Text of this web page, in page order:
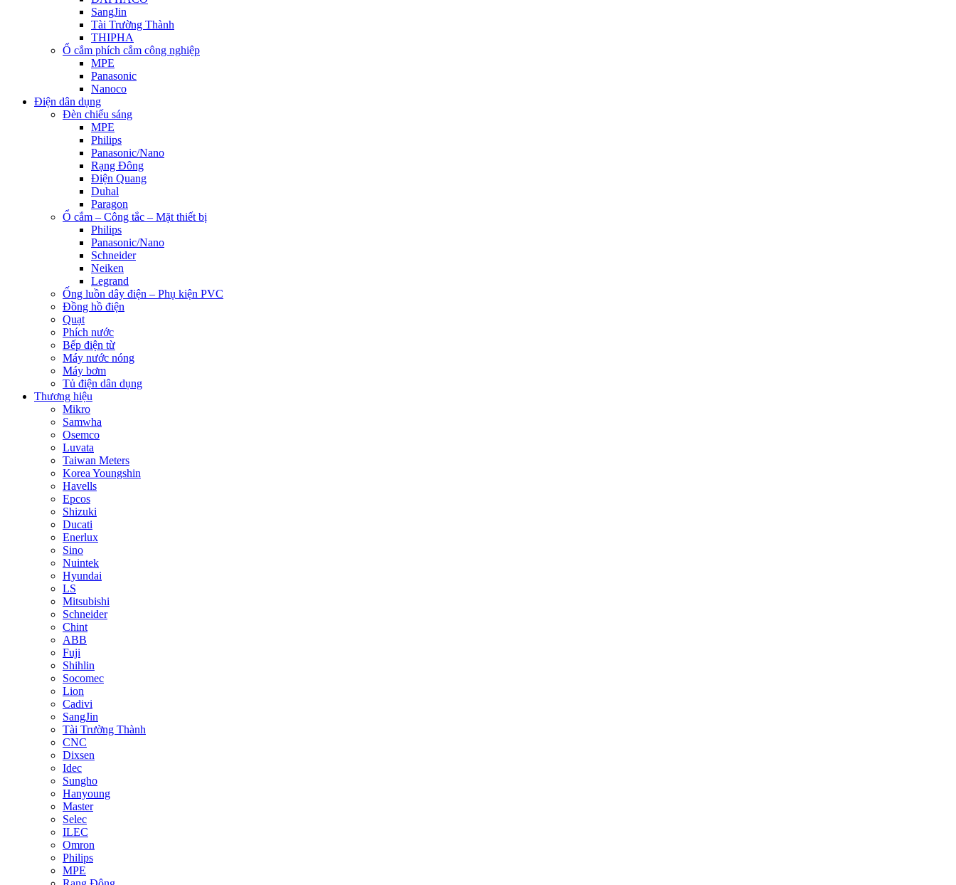
SangJin
Tài Trường Thành
THIPHA
Ổ cắm phích cắm công nghiệp
MPE
Panasonic
Nanoco
Điện dân dụng
Đèn chiếu sáng
MPE
Philips
Panasonic/Nano
Rạng Đông
Điện Quang
Duhal
Paragon
Ổ cắm – Công tắc – Mặt thiết bị
Philips
Panasonic/Nano
Schneider
Neiken
Legrand
Ống luồn dây điện – Phụ kiện PVC
Đồng hồ điện
Quạt
Phích nước
Bếp điện từ
Máy nước nóng
Máy bơm
Tủ điện dân dụng
Thương hiệu
Mikro
Samwha
Osemco
Luvata
Taiwan Meters
Korea Youngshin
Havells
Epcos
Shizuki
Ducati
Enerlux
Sino
Nuintek
Hyundai
LS
Mitsubishi
Schneider
Chint
ABB
Fuji
Shihlin
Socomec
Lion
Cadivi
SangJin
Tài Trường Thành
CNC
Dixsen
Idec
Sungho
Hanyoung
Master
Selec
ILEC
Omron
Philips
MPE